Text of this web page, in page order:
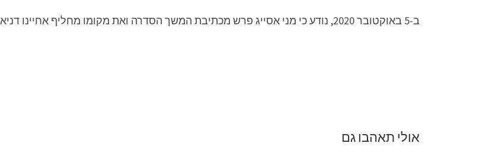
ב-5 באוקטובר 2020, נודע כי מני אסייג פרש מכתיבת המשך הסדרה ואת מקומו מחליף אחיינו דניאל אסייג.
אולי תאהבו גם